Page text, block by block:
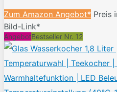
Zum Amazon Angebot* Preis
Bild-Link*
AngebotBestseller Nr. 12